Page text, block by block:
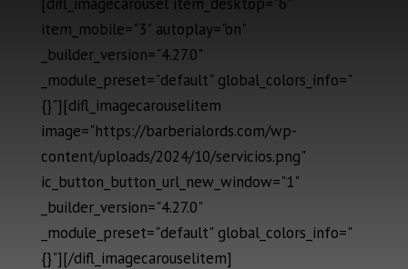
item_mobile="3" autoplay="on"
_builder_version="4.27.0"
_module_preset="default" global_colors_info="
{}"][difl_imagecarouselitem
image="https://barberialords.com/wp-
content/uploads/2024/10/servicios.png"
ic_button_button_url_new_window="1"
_builder_version="4.27.0"
_module_preset="default" global_colors_info="
{}"][/difl_imagecarouselitem]